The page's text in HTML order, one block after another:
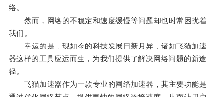
络。
然而，网络的不稳定和速度缓慢等问题却也时常困扰着
我们。
幸运的是，现如今的科技发展日新月异，诸如飞猫加速
器这样的工具应运而生，为我们提供了解决网络问题的新途
径。
飞猫加速器作为一款专业的网络加速器，其主要功能是